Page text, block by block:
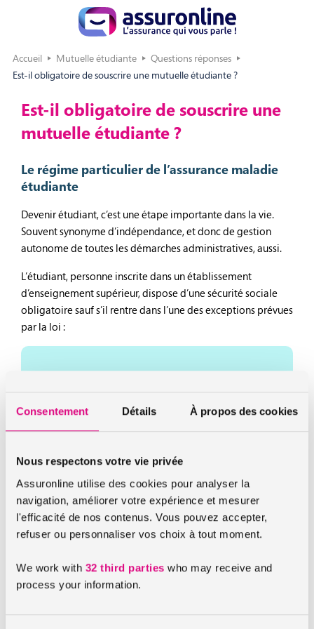
Consentement Détails À propos des cookies
Nous respectons votre vie privée
Assuronline utilise des cookies pour analyser la
navigation, améliorer votre expérience et mesurer
l'efficacité de nos contenus. Vous pouvez accepter,
refuser ou personnaliser vos choix à tout moment.
We work with 32 third parties who may receive and
process your information.
Accueil Mutuelle étudiante
Questions réponses
Est-il obligatoire de souscrire une mutuelle étudiante ?
Est-il obligatoire de souscrire une
mutuelle étudiante ?
Le régime particulier de l’assurance maladie
étudiante
Devenir étudiant, c’est une étape importante dans la vie.
Souvent synonyme d’indépendance, et donc de gestion
autonome de toutes les démarches administratives, aussi.
L’étudiant, personne inscrite dans un établissement
d’enseignement supérieur, dispose d’une sécurité sociale
obligatoire sauf s’il rentre dans l’une des exceptions prévues
par la loi :
Mutuelle étudiante : aucune obligation
La sécurité sociale étudiante est donc obligatoire. Toutefois
la souscription d’une mutuelle santé étudiante ne l’est pas.
En effet, libre choix à l’étudiant de souscrire ou non à une
de santé qui ne le seraient pas par la sécurité sociale.